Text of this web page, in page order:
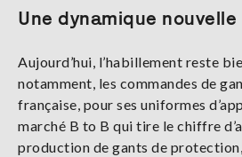
Une dynamique nouvelle
Aujourd’hui, l’habillement reste
notamment, les commandes de
française, pour ses uniformes
marché B to B qui tire le chiffre
production de gants de